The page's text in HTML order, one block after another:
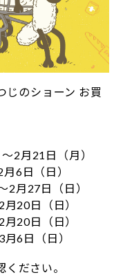
じのショーン お買
2月21日（月）
6日（日）
月27日（日）
20日（日）
20日（日）
6日（日）
ださい。